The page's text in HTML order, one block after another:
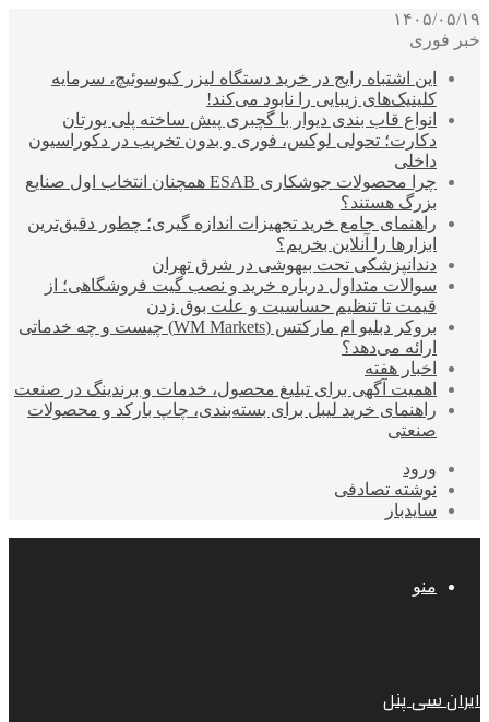
۱۴۰۵/۰۵/۱۹
خبر فوری
این اشتباه رایج در خرید دستگاه لیزر کیوسوئیچ، سرمایه
کلینیک‌های زیبایی را نابود می‌کند!
انواع قاب بندی دیوار با گچبری پیش ساخته پلی یورتان
دکارت؛ تحولی لوکس، فوری و بدون تخریب در دکوراسیون
داخلی
چرا محصولات جوشکاری ESAB همچنان انتخاب اول صنایع
بزرگ هستند؟
راهنمای جامع خرید تجهیزات اندازه گیری؛ چطور دقیق‌ترین
ابزارها را آنلاین بخریم؟
دندانپزشکی تحت بیهوشی در شرق تهران
سوالات متداول درباره خرید و نصب گیت فروشگاهی؛ از
قیمت تا تنظیم حساسیت و علت بوق زدن
بروکر دبلیو ام مارکتس (WM Markets) چیست و چه خدماتی
ارائه می‌دهد؟
اخبار هفته
اهمیت آگهی برای تبلیغ محصول، خدمات و برندینگ در صنعت
راهنمای خرید لیبل برای بسته‌بندی، چاپ بارکد و محصولات
صنعتی
ورود
نوشته تصادفی
سایدبار
منو
ایران سی پنل